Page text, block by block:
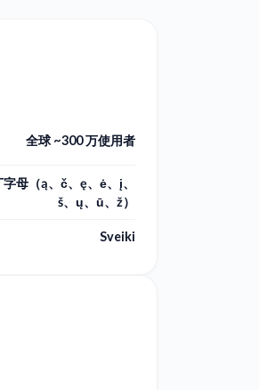
全球 ~300 万使用者
母（ą、č、ę、ė、į、
š、ų、ū、ž）
Sveiki